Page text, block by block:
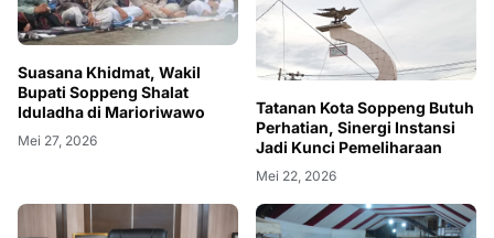
Suasana Khidmat, Wakil
Bupati Soppeng Shalat
Iduladha di Marioriwawo
Mei 27, 2026
Tatanan Kota Soppeng Butuh
Perhatian, Sinergi Instansi
Jadi Kunci Pemeliharaan
Mei 22, 2026